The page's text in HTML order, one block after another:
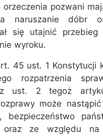
orzeczenia pozwani
naruszanie dóbr
się utajnić
wyroku.
45 ust. 1 Konstytucji
rozpatrzenia
ust. 2 tegoż
może
bezpieczeństwo
oraz ze względu na